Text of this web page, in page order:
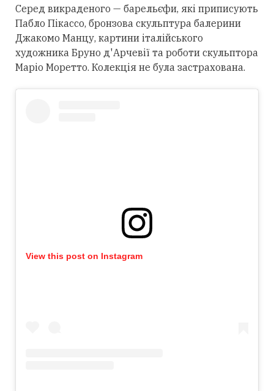
Серед викраденого — барельєфи, які приписують
Пабло Пікассо, бронзова скульптура балерини
Джакомо Манцу, картини італійського
художника Бруно д'Арчевії та роботи скульптора
Маріо Моретто. Колекція не була застрахована.
View this post on Instagram